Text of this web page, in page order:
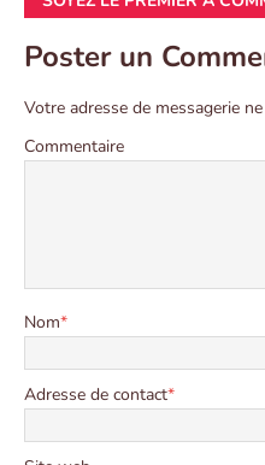
Poster un
Votre adresse de messagerie
Commentaire
Nom*
Adresse de contact*